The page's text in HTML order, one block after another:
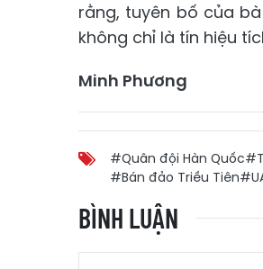
rằng, tuyên bố của
không chỉ là tín hiệu
Minh Phương
#Quân đội Hàn Quốc
#Bán đảo Triều Tiên
BÌNH LUẬN